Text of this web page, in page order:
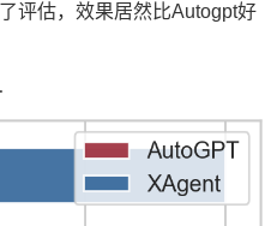
评估，效果居然比Autogpt好